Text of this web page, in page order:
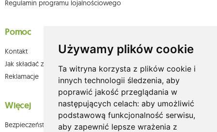
Używamy plików cookie
Ta witryna korzysta z plików cookie i
innych technologii śledzenia, aby
poprawić jakość przeglądania w
następujących celach: aby umożliwić
podstawową funkcjonalność serwisu,
aby zapewnić lepsze wrażenia z
Regulamin programu lojalnościowego
Pomoc
Kontakt
Jak składać zamówienia w sklepie olium.pl?
Reklamacje
Więcej
Bezpieczeństwo płatności